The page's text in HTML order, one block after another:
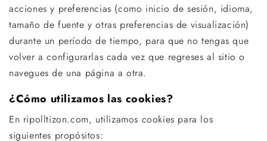
acciones y preferencias (como inicio de sesión, idioma,
tamaño de fuente y otras preferencias de visualización)
durante un período de tiempo, para que no tengas que
volver a configurarlas cada vez que regreses al sitio o
navegues de una página a otra.
¿Cómo utilizamos las cookies?
En ripolltizon.com, utilizamos cookies para los
siguientes propósitos: